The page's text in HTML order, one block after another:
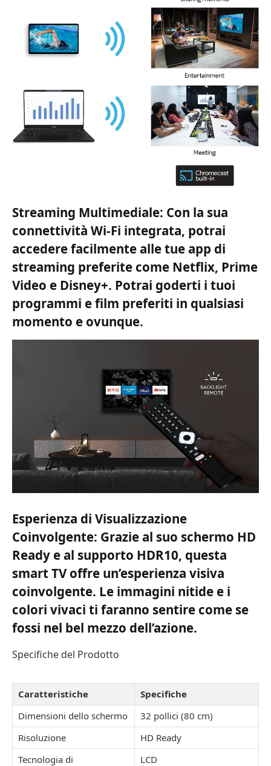
Streaming Multimediale: Con la sua
connettività Wi-Fi integrata, potrai
accedere facilmente alle tue app di
streaming preferite come Netflix, Prime
Video e Disney+. Potrai goderti i tuoi
programmi e film preferiti in qualsiasi
momento e ovunque.
Esperienza di Visualizzazione
Coinvolgente: Grazie al suo schermo HD
Ready e al supporto HDR10, questa
smart TV offre un’esperienza visiva
coinvolgente. Le immagini nitide e i
colori vivaci ti faranno sentire come se
fossi nel bel mezzo dell’azione.
Specifiche del Prodotto
Caratteristiche
Specifiche
Dimensioni dello schermo
32 pollici (80 cm)
Risoluzione
HD Ready
Tecnologia di
LCD